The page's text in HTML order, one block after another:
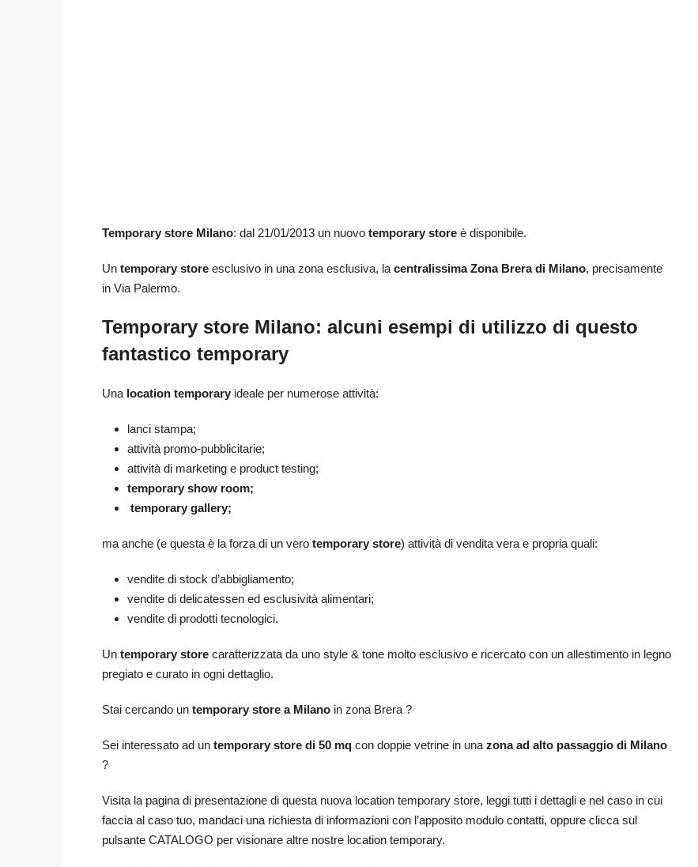
Temporary store Milano: dal 21/01/2013 un nuovo temporary store è disponibile.
Un temporary store esclusivo in una zona esclusiva, la centralissima Zona Brera di Milano, precisamente
in Via Palermo.
Temporary store Milano: alcuni esempi di utilizzo di questo
fantastico temporary
Una location temporary ideale per numerose attività:
lanci stampa;
attività promo-pubblicitarie;
attività di marketing e product testing;
temporary show room;
temporary gallery;
ma anche (e questa è la forza di un vero temporary store) attività di vendita vera e propria quali:
vendite di stock d’abbigliamento;
vendite di delicatessen ed esclusività alimentari;
vendite di prodotti tecnologici.
Un temporary store caratterizzata da uno style & tone molto esclusivo e ricercato con un allestimento in legno
pregiato e curato in ogni dettaglio.
Stai cercando un temporary store a Milano in zona Brera ?
Sei interessato ad un temporary store di 50 mq con doppie vetrine in una zona ad alto passaggio di Milano
?
Visita la pagina di presentazione di questa nuova location temporary store, leggi tutti i dettagli e nel caso in cui
faccia al caso tuo, mandaci una richiesta di informazioni con l’apposito modulo contatti, oppure clicca sul
pulsante CATALOGO per visionare altre nostre location temporary.